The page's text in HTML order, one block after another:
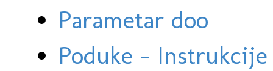
Parametar doo
Poduke -